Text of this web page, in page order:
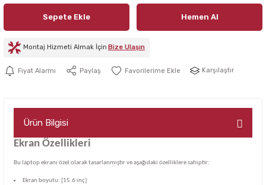
Sepete Ekle Hemen Al
Montaj Hizmeti Almak İçin Bize Ulaşın
Fiyat Alarmı Paylaş Karşılaştır
Ürün Bilgisi
Ekran Özellikleri
Bu laptop ekranı özel olarak tasarlanmıştır ve aşağıdaki özelliklere sahiptir:
Ekran boyutu: [15.6 inç]